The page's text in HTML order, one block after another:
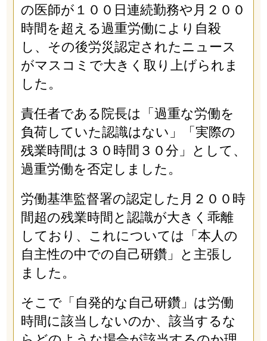
の医師が１００日連続勤務や月２００
時間を超える過重労働により自殺
し、その後労災認定されたニュース
がマスコミで大きく取り上げられま
した。
責任者である院長は「過重な労働を
負荷していた認識はない」「実際の
残業時間は３０時間３０分」として、
過重労働を否定しました。
労働基準監督署の認定した月２００時
間超の残業時間と認識が大きく乖離
しており、これについては「本人の
自主性の中での自己研鑽」と主張し
ました。
そこで「自発的な自己研鑽」は労働
時間に該当しないのか、該当するな